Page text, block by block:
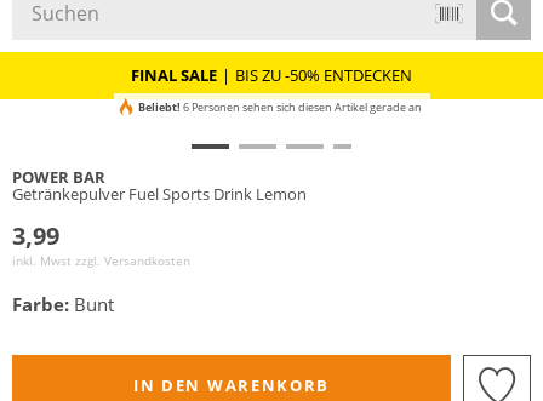
FINAL SALE | BIS ZU -50% ENTDECKEN
Beliebt! 6 Personen sehen sich diesen Artikel gerade an
POWER BAR
Getränkepulver Fuel Sports Drink Lemon
3,99
inkl. Mwst zzgl. Versandkosten
Farbe: Bunt
IN DEN WARENKORB